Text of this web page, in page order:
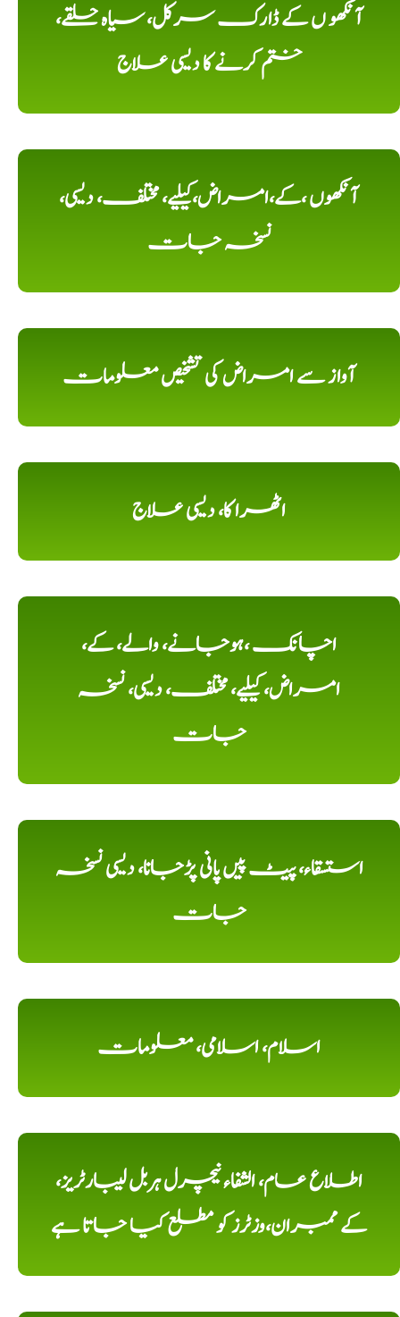
آنکھو ں کے ڈارک سرکل، سیاہ حلقے،
ختم کرنے کا دیسی علاج
آنکھوں ،کے،امراض،کیلیے، مختلف، دیسی،
نسخہ جات
آواز سے امراض کی تشخیص معلومات
اٹھرا کا، دیسی علاج
اچانک ،ہوجانے، والے، کے،
امراض، کیلیے، مختلف، دیسی، نسخہ
جات
استسقاء، پیٹ پیں پانی پڑجانا، دیسی نسخہ
جات
اسلام، اسلامی، معلومات
اطلاع عام، الشفاء نیچرل ہربل لیبارٹریز،
کے ممبران،وزٹرز کو مطلع کیا جاتا ہے